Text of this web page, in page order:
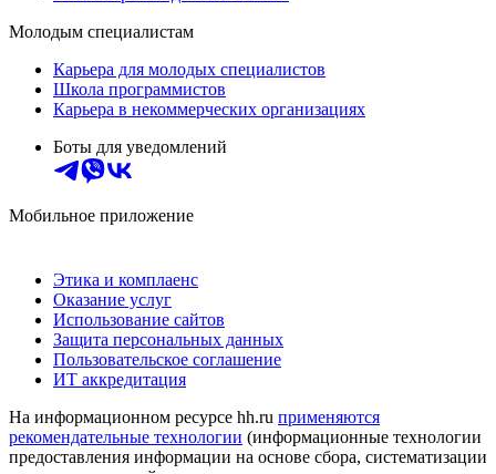
Молодым специалистам
Карьера для молодых специалистов
Школа программистов
Карьера в некоммерческих организациях
Боты для уведомлений
Мобильное приложение
Этика и комплаенс
Оказание услуг
Использование сайтов
Защита персональных данных
Пользовательское соглашение
ИТ аккредитация
На информационном ресурсе hh.ru применяются
рекомендательные технологии (информационные технологии
предоставления информации на основе сбора, систематизации